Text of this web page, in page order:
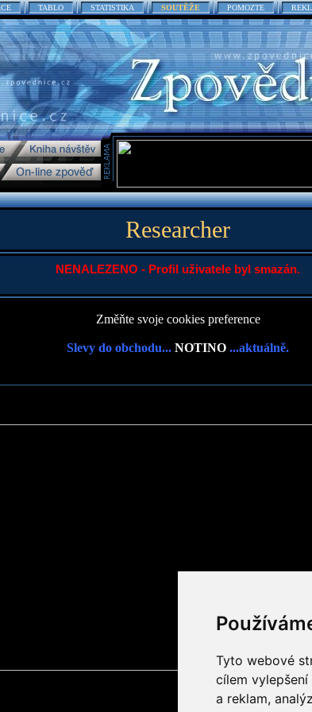
Tyto webové
cílem
a reklam,
TABLO STATISTIKA SOUTĚŽE POMOZTE
Researcher
NENALEZENO - Profil uživatele byl smazán.
Změňte svoje cookies preference
Slevy do obchodu... NOTINO ...aktuálně.